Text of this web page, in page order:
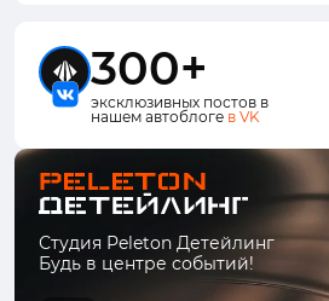
300+
эксклюзивных постов в
нашем автоблоге в VK
Студия Peleton Детейлинг
Будь в центре событий!